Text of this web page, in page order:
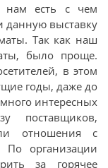
нам есть с чем
данную выставку
Так как наш
было проще.
в этом
годы, даже до
интересных
поставщиков,
отношения с
организации
за горячее